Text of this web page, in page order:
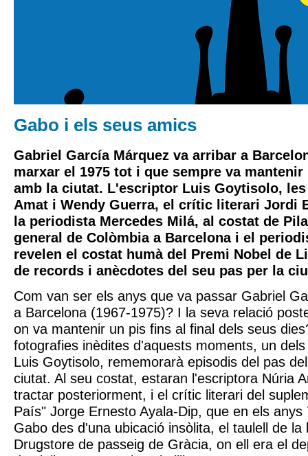
Gabo i els seus amics
Gabriel García Márquez va arribar a
marxar el 1975 tot i que sempre va
amb la ciutat. L'escriptor Luis Goytisolo,
Amat i Wendy Guerra, el crític literari Jordi
la periodista Mercedes Milá, al costat de
general de Colòmbia a Barcelona i el
revelen el costat humà del Premi Nobel de
de records i anècdotes del seu pas per la
Com van ser els anys que va passar Gabriel
a Barcelona (1967-1975)? I la seva relació
on va mantenir un pis fins al final dels seus
fotografies inèdites d'aquests moments, un
Luis Goytisolo, rememorarà episodis del pas
ciutat. Al seu costat, estaran l'escriptora Núria
tractar posteriorment, i el crític literari del
País" Jorge Ernesto Ayala-Dip, que en els anys
Gabo des d'una ubicació insòlita, el taulell de la
Drugstore de passeig de Gràcia, on ell era el